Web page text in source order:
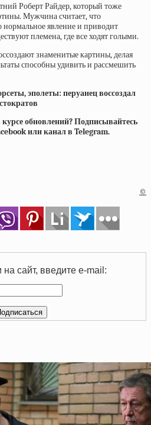
Роберт Райдер, который тоже
Мужчина считает, что
явление и приводит
племена, где все ходят голыми.
знаменитые картины, делая
способны удивить и рассмешить
эполеты: перуанец воссоздал
обновлений? Подписывайтесь
или канал в Telegram.
©
сайт, введите e-mail: